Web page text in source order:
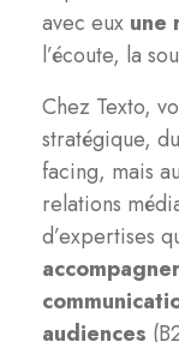
avec eux une
l’écoute, la
Chez Texto,
stratégique,
facing, mais
relations
d’expertises
audiences